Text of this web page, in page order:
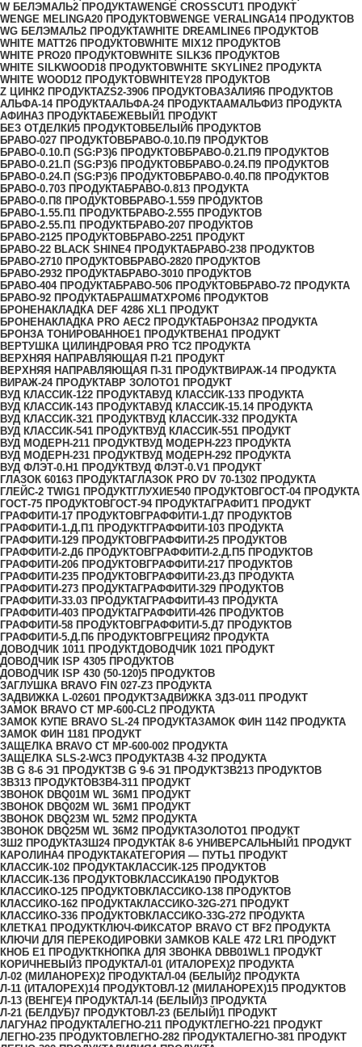
W БЕЛЭМАЛЬ2 ПРОДУКТАWENGE CROSSCUT1 ПРОДУКТ
WENGE MELINGA20 ПРОДУКТОВWENGE VERALINGA14 ПРОДУКТОВ
WG БЕЛЭМАЛЬ2 ПРОДУКТАWHITE DREAMLINE6 ПРОДУКТОВ
WHITE MATT26 ПРОДУКТОВWHITE MIX12 ПРОДУКТОВ
WHITE PRO20 ПРОДУКТОВWHITE SILK36 ПРОДУКТОВ
WHITE SILKWOOD18 ПРОДУКТОВWHITE SKYLINE2 ПРОДУКТА
WHITE WOOD12 ПРОДУКТОВWHITEY28 ПРОДУКТОВ
Z ЦИНК2 ПРОДУКТАZS2-3906 ПРОДУКТОВАЗАЛИЯ6 ПРОДУКТОВ
АЛЬФА-14 ПРОДУКТААЛЬФА-24 ПРОДУКТААМАЛЬФИ3 ПРОДУКТА
АФИНА3 ПРОДУКТАБЕЖЕВЫЙ1 ПРОДУКТ
БЕЗ ОТДЕЛКИ5 ПРОДУКТОВБЕЛЫЙ6 ПРОДУКТОВ
БРАВО-027 ПРОДУКТОВБРАВО-0.10.П9 ПРОДУКТОВ
БРАВО-0.10.П (SG:P3)6 ПРОДУКТОВБРАВО-0.21.П9 ПРОДУКТОВ
БРАВО-0.21.П (SG:P3)6 ПРОДУКТОВБРАВО-0.24.П9 ПРОДУКТОВ
БРАВО-0.24.П (SG:P3)6 ПРОДУКТОВБРАВО-0.40.П8 ПРОДУКТОВ
БРАВО-0.703 ПРОДУКТАБРАВО-0.813 ПРОДУКТА
БРАВО-0.П8 ПРОДУКТОВБРАВО-1.559 ПРОДУКТОВ
БРАВО-1.55.П1 ПРОДУКТБРАВО-2.555 ПРОДУКТОВ
БРАВО-2.55.П1 ПРОДУКТБРАВО-207 ПРОДУКТОВ
БРАВО-2125 ПРОДУКТОВБРАВО-2251 ПРОДУКТ
БРАВО-22 BLACK SHINE4 ПРОДУКТАБРАВО-238 ПРОДУКТОВ
БРАВО-2710 ПРОДУКТОВБРАВО-2820 ПРОДУКТОВ
БРАВО-2932 ПРОДУКТАБРАВО-3010 ПРОДУКТОВ
БРАВО-404 ПРОДУКТАБРАВО-506 ПРОДУКТОВБРАВО-72 ПРОДУКТА
БРАВО-92 ПРОДУКТАБРАШМАТХРОМ6 ПРОДУКТОВ
БРОНЕНАКЛАДКА DEF 4286 XL1 ПРОДУКТ
БРОНЕНАКЛАДКА PRO AEC2 ПРОДУКТАБРОНЗА2 ПРОДУКТА
БРОНЗА ТОНИРОВАННОЕ1 ПРОДУКТВЕНА1 ПРОДУКТ
ВЕРТУШКА ЦИЛИНДРОВАЯ PRO TC2 ПРОДУКТА
ВЕРХНЯЯ НАПРАВЛЯЮЩАЯ П-21 ПРОДУКТ
ВЕРХНЯЯ НАПРАВЛЯЮЩАЯ П-31 ПРОДУКТВИРАЖ-14 ПРОДУКТА
ВИРАЖ-24 ПРОДУКТАВР ЗОЛОТО1 ПРОДУКТ
ВУД КЛАССИК-122 ПРОДУКТАВУД КЛАССИК-133 ПРОДУКТА
ВУД КЛАССИК-143 ПРОДУКТАВУД КЛАССИК-15.14 ПРОДУКТА
ВУД КЛАССИК-321 ПРОДУКТВУД КЛАССИК-332 ПРОДУКТА
ВУД КЛАССИК-541 ПРОДУКТВУД КЛАССИК-551 ПРОДУКТ
ВУД МОДЕРН-211 ПРОДУКТВУД МОДЕРН-223 ПРОДУКТА
ВУД МОДЕРН-231 ПРОДУКТВУД МОДЕРН-292 ПРОДУКТА
ВУД ФЛЭТ-0.H1 ПРОДУКТВУД ФЛЭТ-0.V1 ПРОДУКТ
ГЛАЗОК 60163 ПРОДУКТАГЛАЗОК PRO DV 70-1302 ПРОДУКТА
ГЛЕЙС-2 TWIG1 ПРОДУКТГЛУХИЕ540 ПРОДУКТОВГОСТ-04 ПРОДУКТА
ГОСТ-75 ПРОДУКТОВГОСТ-94 ПРОДУКТАГРАФИТ1 ПРОДУКТ
ГРАФФИТИ-17 ПРОДУКТОВГРАФФИТИ-1.Д7 ПРОДУКТОВ
ГРАФФИТИ-1.Д.П1 ПРОДУКТГРАФФИТИ-103 ПРОДУКТА
ГРАФФИТИ-129 ПРОДУКТОВГРАФФИТИ-25 ПРОДУКТОВ
ГРАФФИТИ-2.Д6 ПРОДУКТОВГРАФФИТИ-2.Д.П5 ПРОДУКТОВ
ГРАФФИТИ-206 ПРОДУКТОВГРАФФИТИ-217 ПРОДУКТОВ
ГРАФФИТИ-235 ПРОДУКТОВГРАФФИТИ-23.Д3 ПРОДУКТА
ГРАФФИТИ-273 ПРОДУКТАГРАФФИТИ-329 ПРОДУКТОВ
ГРАФФИТИ-33.03 ПРОДУКТАГРАФФИТИ-43 ПРОДУКТА
ГРАФФИТИ-403 ПРОДУКТАГРАФФИТИ-426 ПРОДУКТОВ
ГРАФФИТИ-58 ПРОДУКТОВГРАФФИТИ-5.Д7 ПРОДУКТОВ
ГРАФФИТИ-5.Д.П6 ПРОДУКТОВГРЕЦИЯ2 ПРОДУКТА
ДОВОДЧИК 1011 ПРОДУКТДОВОДЧИК 1021 ПРОДУКТ
ДОВОДЧИК ISP 4305 ПРОДУКТОВ
ДОВОДЧИК ISP 430 (50-120)5 ПРОДУКТОВ
ЗАГЛУШКА BRAVO FIN 027-Z3 ПРОДУКТА
ЗАДВИЖКА L-02601 ПРОДУКТЗАДВИЖКА ЗДЗ-011 ПРОДУКТ
ЗАМОК BRAVO СТ MP-600-CL2 ПРОДУКТА
ЗАМОК КУПЕ BRAVO SL-24 ПРОДУКТАЗАМОК ФИН 1142 ПРОДУКТА
ЗАМОК ФИН 1181 ПРОДУКТ
ЗАЩЕЛКА BRAVO СТ MP-600-002 ПРОДУКТА
ЗАЩЕЛКА SLS-2-WC3 ПРОДУКТАЗВ 4-32 ПРОДУКТА
ЗВ G 8-6 Э1 ПРОДУКТЗВ G 9-6 Э1 ПРОДУКТЗВ213 ПРОДУКТОВ
ЗВ313 ПРОДУКТОВЗВ4-311 ПРОДУКТ
ЗВОНОК DBQ01M WL 36M1 ПРОДУКТ
ЗВОНОК DBQ02M WL 36M1 ПРОДУКТ
ЗВОНОК DBQ23M WL 52M2 ПРОДУКТА
ЗВОНОК DBQ25M WL 36M2 ПРОДУКТАЗОЛОТО1 ПРОДУКТ
ЗШ2 ПРОДУКТАЗШ24 ПРОДУКТАК 8-6 УНИВЕРСАЛЬНЫЙ1 ПРОДУКТ
КАРОЛИНА4 ПРОДУКТАКАТЕГОРИЯ — ПУТЬ1 ПРОДУКТ
КЛАССИК-102 ПРОДУКТАКЛАССИК-125 ПРОДУКТОВ
КЛАССИК-136 ПРОДУКТОВКЛАССИКА190 ПРОДУКТОВ
КЛАССИКО-125 ПРОДУКТОВКЛАССИКО-138 ПРОДУКТОВ
КЛАССИКО-162 ПРОДУКТАКЛАССИКО-32G-271 ПРОДУКТ
КЛАССИКО-336 ПРОДУКТОВКЛАССИКО-33G-272 ПРОДУКТА
КЛЕТКА1 ПРОДУКТКЛЮЧ-ФИКСАТОР BRAVO СТ BF2 ПРОДУКТА
КЛЮЧИ ДЛЯ ПЕРЕКОДИРОВКИ ЗАМКОВ KALE 472 LR1 ПРОДУКТ
КНОБ Е1 ПРОДУКТКНОПКА ДЛЯ ЗВОНКА DBB01WL1 ПРОДУКТ
КОРИЧНЕВЫЙ3 ПРОДУКТАЛ-01 (ИТАЛОРЕХ)2 ПРОДУКТА
Л-02 (МИЛАНОРЕХ)2 ПРОДУКТАЛ-04 (БЕЛЫЙ)2 ПРОДУКТА
Л-11 (ИТАЛОРЕХ)14 ПРОДУКТОВЛ-12 (МИЛАНОРЕХ)15 ПРОДУКТОВ
Л-13 (ВЕНГЕ)4 ПРОДУКТАЛ-14 (БЕЛЫЙ)3 ПРОДУКТА
Л-21 (БЕЛДУБ)7 ПРОДУКТОВЛ-23 (БЕЛЫЙ)1 ПРОДУКТ
ЛАГУНА2 ПРОДУКТАЛЕГНО-211 ПРОДУКТЛЕГНО-221 ПРОДУКТ
ЛЕГНО-235 ПРОДУКТОВЛЕГНО-282 ПРОДУКТАЛЕГНО-381 ПРОДУКТ